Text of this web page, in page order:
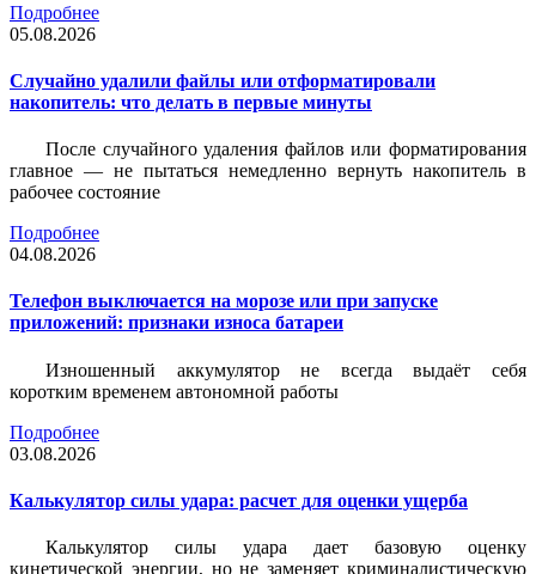
Подробнее
05.08.2026
Случайно удалили файлы или отформатировали
накопитель: что делать в первые минуты
После случайного удаления файлов или форматирования
главное — не пытаться немедленно вернуть накопитель в
рабочее состояние
Подробнее
04.08.2026
Телефон выключается на морозе или при запуске
приложений: признаки износа батареи
Изношенный аккумулятор не всегда выдаёт себя
коротким временем автономной работы
Подробнее
03.08.2026
Калькулятор силы удара: расчет для оценки ущерба
Калькулятор силы удара дает базовую оценку
кинетической энергии, но не заменяет криминалистическую